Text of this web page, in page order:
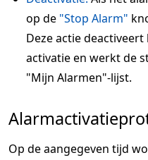
op de "Stop Alarm"
Deze actie
activatie en werkt de
"Mijn Alarmen"-lijst.
Op de aangegeven tijd